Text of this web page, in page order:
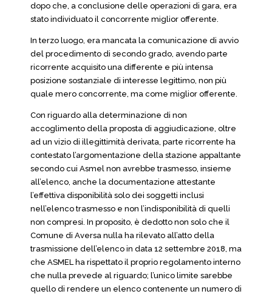
dopo che, a conclusione delle operazioni di gara, era
stato individuato il concorrente miglior offerente.
In terzo luogo, era mancata la comunicazione di avvio
del procedimento di secondo grado, avendo parte
ricorrente acquisito una differente e più intensa
posizione sostanziale di interesse legittimo, non più
quale mero concorrente, ma come miglior offerente.
Con riguardo alla determinazione di non
accoglimento della proposta di aggiudicazione, oltre
ad un vizio di illegittimità derivata, parte ricorrente ha
contestato l’argomentazione della stazione appaltante
secondo cui Asmel non avrebbe trasmesso, insieme
all’elenco, anche la documentazione attestante
l’effettiva disponibilità solo dei soggetti inclusi
nell’elenco trasmesso e non l’indisponibilità di quelli
non compresi. In proposito, è dedotto non solo che il
Comune di Aversa nulla ha rilevato all’atto della
trasmissione dell’elenco in data 12 settembre 2018, ma
che ASMEL ha rispettato il proprio regolamento interno
che nulla prevede al riguardo; l’unico limite sarebbe
quello di rendere un elenco contenente un numero di